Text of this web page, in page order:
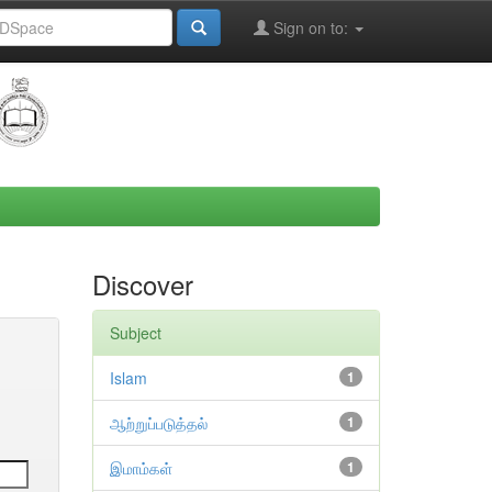
Sign on to:
Discover
Subject
1
Islam
1
ஆற்றுப்படுத்தல்
1
இமாம்கள்